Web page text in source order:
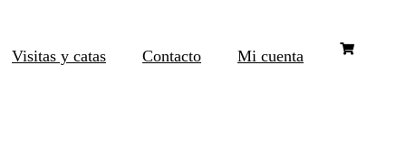
Visitas y catas Contacto Mi cuenta